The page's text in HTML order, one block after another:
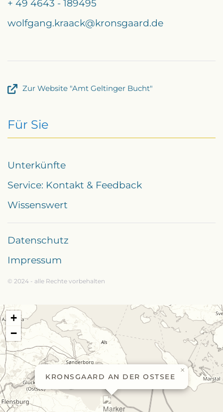
+ 49 4643 - 189495
wolfgang.kraack@kronsgaard.de
Zur Website "Amt Geltinger Bucht"
Für Sie
Unterkünfte
Service: Kontakt & Feedback
Wissenswert
Datenschutz
Impressum
© 2024 - alle Rechte vorbehalten
KRONSGAARD AN DER OSTSEE
×
+
−